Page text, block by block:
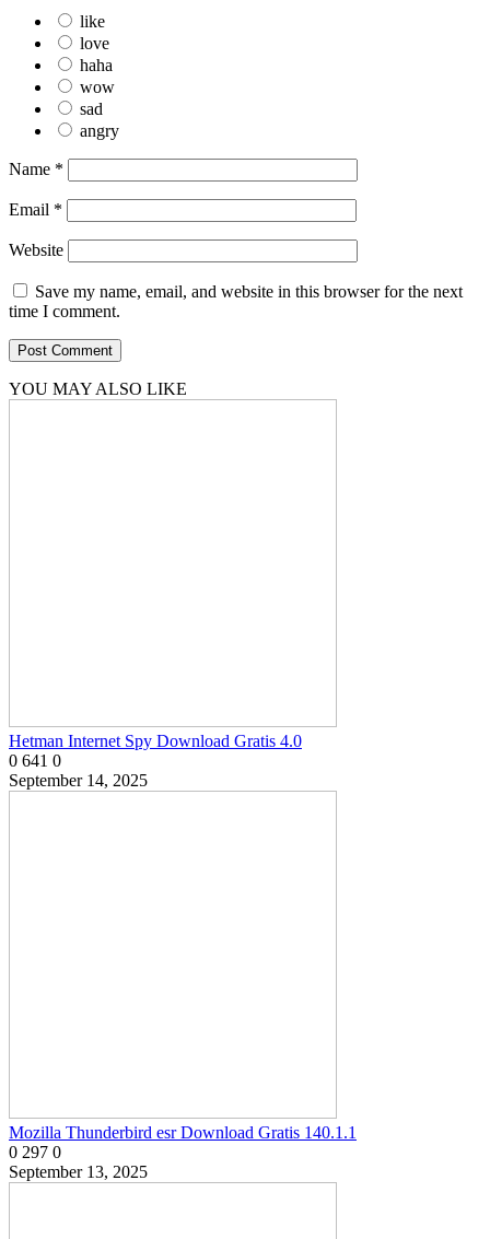
like
love
haha
wow
sad
angry
Name *
Email *
Website
Save my name, email, and website in this browser for the next
time I comment.
YOU MAY ALSO LIKE
Hetman Internet Spy Download Gratis 4.0
0 641 0
September 14, 2025
Mozilla Thunderbird esr Download Gratis 140.1.1
0 297 0
September 13, 2025